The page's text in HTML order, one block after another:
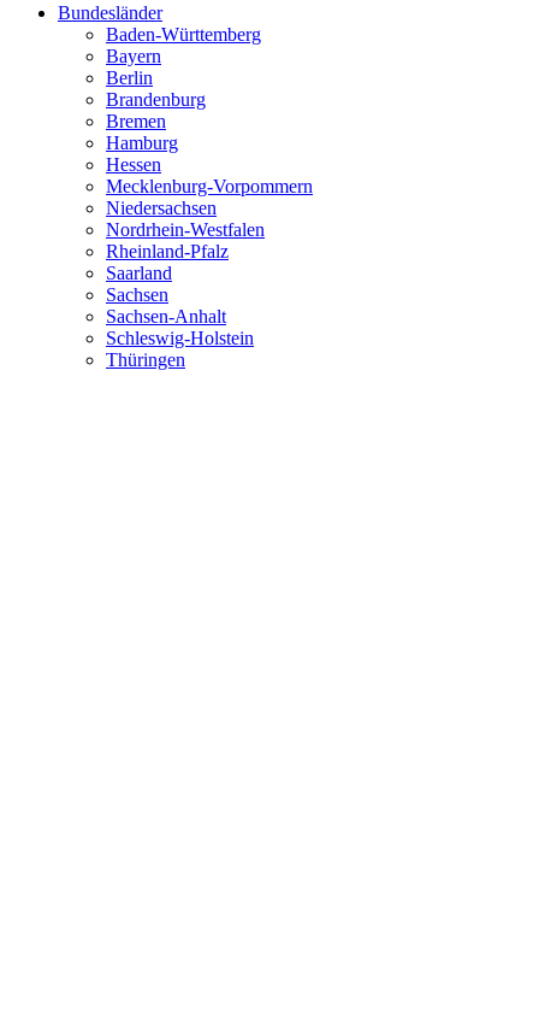
Bundesländer
Baden-Württemberg
Bayern
Berlin
Brandenburg
Bremen
Hamburg
Hessen
Mecklenburg-Vorpommern
Niedersachsen
Nordrhein-Westfalen
Rheinland-Pfalz
Saarland
Sachsen
Sachsen-Anhalt
Schleswig-Holstein
Thüringen